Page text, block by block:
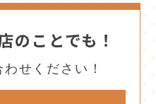
のことでも！
せください！